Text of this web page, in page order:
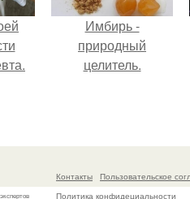
Имбирь -
природный
целитель.
Контакты
Пользовательское
Политика конфидециальности